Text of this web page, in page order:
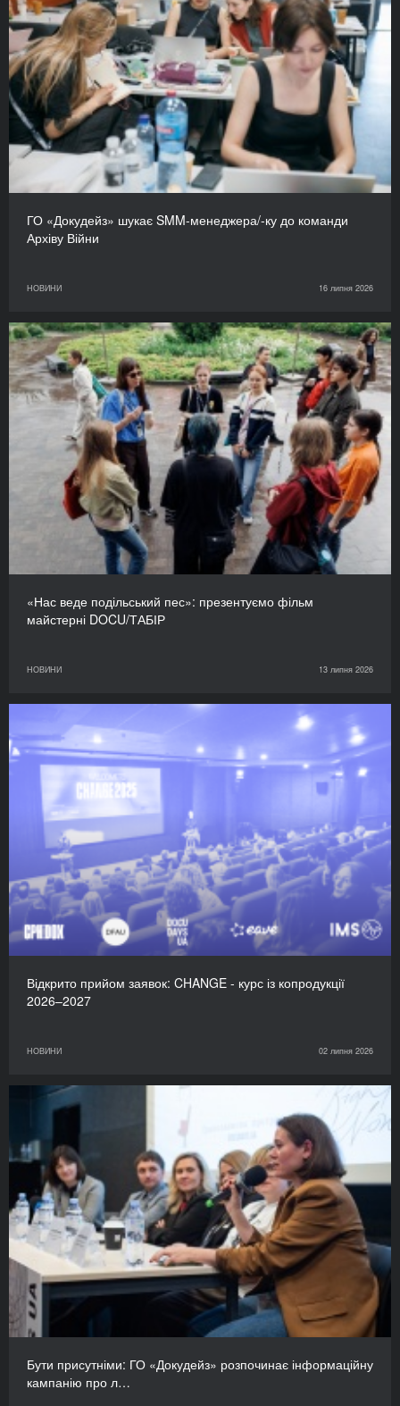
ГО «Докудейз» шукає SMM-менеджера/-ку до команди
Архіву Війни
НОВИНИ 16 липня 2026
«Нас веде подільський пес»: презентуємо фільм
майстерні DOCU/ТАБІР
НОВИНИ 13 липня 2026
Відкрито прийом заявок: CHANGE - курс із копродукції
2026–2027
НОВИНИ 02 липня 2026
Бути присутніми: ГО «Докудейз» розпочинає інформаційну
кампанію про л…